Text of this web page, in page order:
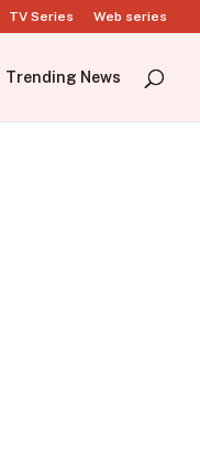
TV Series Web series
Trending News